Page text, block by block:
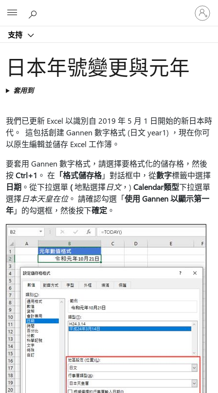
支持
登
入
您
日本年號變更與元年
套用到
我們已更新 Excel 以識別自 2019 年 5 月 1 日開始的新日本時
代。 這包括創建 Gannen 數字格式 (日文 year1) ，現在你可
以原生編輯並儲存 Excel 工作簿。
要套用 Gannen 數字格式，請選擇要格式化的儲存格，然後
按Ctrl+1 。 在 「格式儲存格」對話框中，從數字標籤中選擇
日期 。從下拉選單 (地點選擇日文，) Calendar類型下拉選單
選擇日本天皇在位。 請確認勾選「使用 Gannen 以顯示第一
年」的勾選框，然後按下確定 。